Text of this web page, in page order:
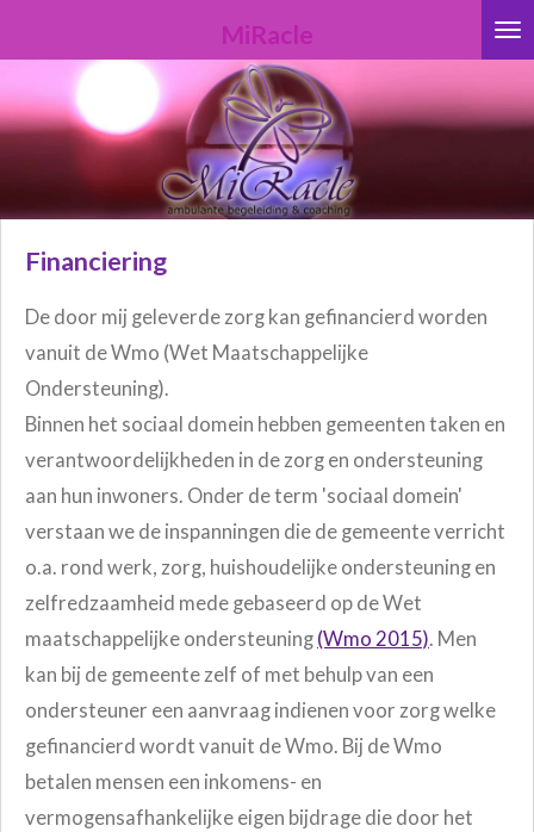
direct
naar
de
hoofdinhoud
MiRacle
Financiering
De door mij geleverde zorg kan gefinancierd worden
vanuit de Wmo (Wet Maatschappelijke
Ondersteuning).
Binnen het sociaal domein hebben gemeenten taken en
verantwoordelijkheden in de zorg en ondersteuning
aan hun inwoners. Onder de term 'sociaal domein'
verstaan we de inspanningen die de gemeente verricht
o.a. rond werk, zorg, huishoudelijke ondersteuning en
zelfredzaamheid mede gebaseerd op de Wet
maatschappelijke ondersteuning (Wmo 2015). Men
kan bij de gemeente zelf of met behulp van een
ondersteuner een aanvraag indienen voor zorg welke
gefinancierd wordt vanuit de Wmo. Bij de Wmo
betalen mensen een inkomens- en
vermogensafhankelijke eigen bijdrage die door het